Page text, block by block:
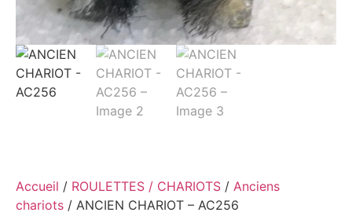
Accueil / ROULETTES / CHARIOTS / Anciens
chariots / ANCIEN CHARIOT – AC256